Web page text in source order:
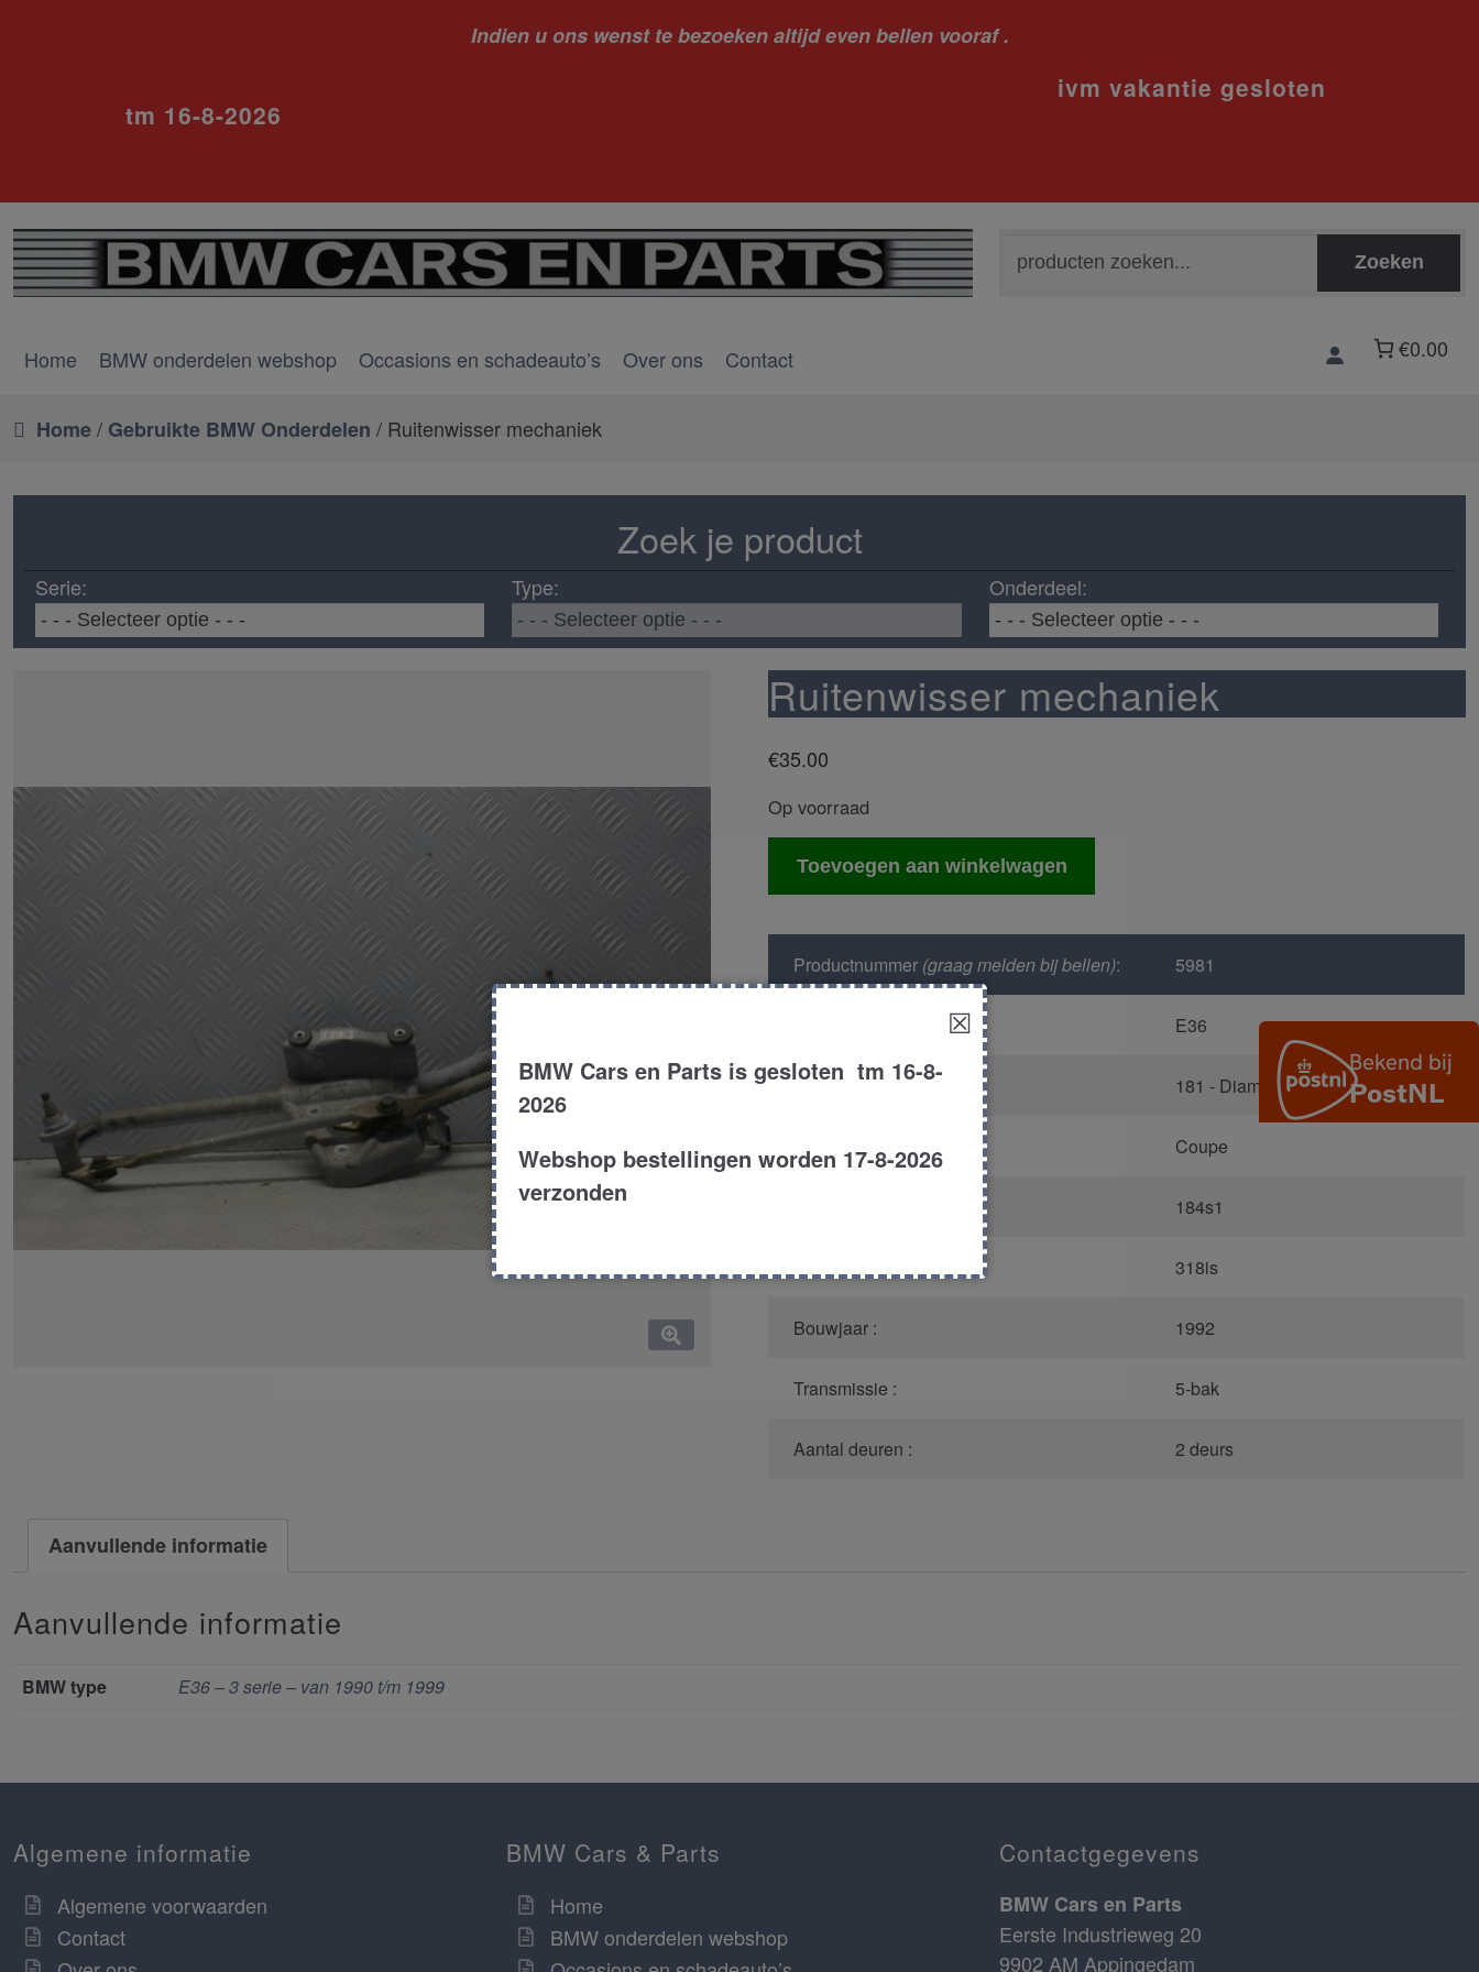
Indien u ons wenst te bezoeken altijd even bellen vooraf .
ivm vakantie gesloten
tm 16-8-2026
naar:
Zoeken
Home BMW onderdelen webshop Occasions en schadeauto’s Over ons Contact €0.00
Home/ Gebruikte BMW Onderdelen / Ruitenwisser mechaniek
Zoek je product
Serie: Type: Onderdeel:
Ruitenwisser mechaniek
€35.00
Op voorraad
Ruitenwisser
Toevoegen aan winkelwagen
Productnummer (graag melden bij bellen): 5981
E36
Kleur : 181 - Diamantenschwarz Metallic
Carroserie : Coupe
184s1
318is
Bouwjaar : 1992
Transmissie : 5-bak
Aantal deuren : 2 deurs
Aanvullende informatie
Aanvullende informatie
BMW type E36 – 3 serie – van 1990 t/m 1999
Algemene informatie
Algemene voorwaarden
Contact
BMW Cars & Parts
Home
BMW onderdelen webshop
Contactgegevens
BMW Cars en Parts
Eerste Industrieweg 20
9902 AM Appingedam
☒
BMW Cars en Parts is gesloten tm 16-8-
2026
Webshop bestellingen worden 17-8-2026
verzonden